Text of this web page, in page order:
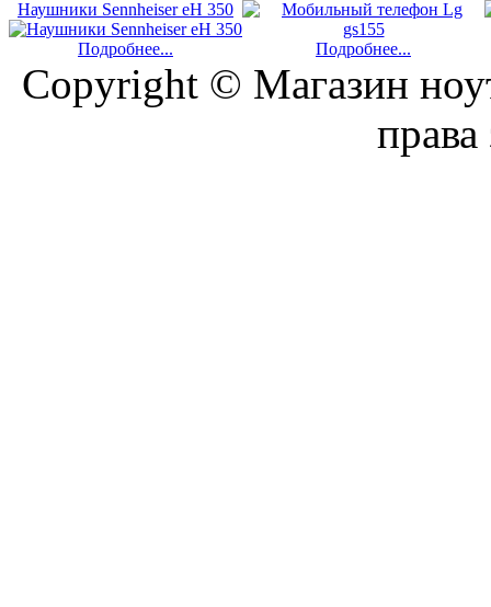
Наушники Sennheiser eH 350
Подробнее... Подробнее...
Copyright © Магазин